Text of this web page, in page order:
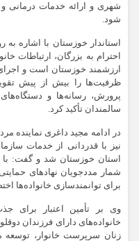
شهری و ارائه خدمات درمانی
شود.
استاندار خوزستان با اشاره
احترام به بزرگان، ارتباطات
ارزشمند خوزستان است و
ظرفیت‌ها را بیش از پیش
پرورش، رسانه‌ها و
سالمندان تأکید کرد.
در ادامه مجید داغری نماینده
نیز با قدردانی از خدمات
استان خوزستان شد و گفت:
شمار مددجویان نهادهای
برای توانمندسازی خانواده‌ها
وی بر تأمین اعتبار برای
خانواده‌های دارای فرزندان
زنان سرپرست خانوار، توسعه